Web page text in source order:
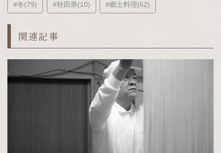
#冬(79) #秋田県(10) #郷土料理(62)
関連記事